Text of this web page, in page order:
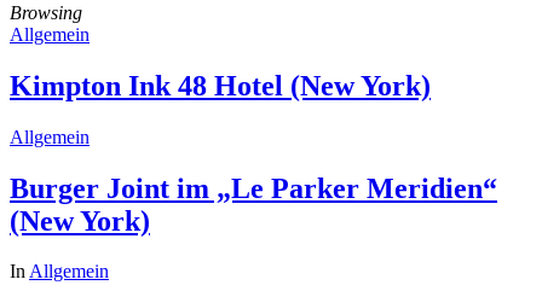
Browsing
Allgemein
Kimpton Ink 48 Hotel (New York)
Allgemein
Burger Joint im „Le Parker Meridien“
(New York)
InAllgemein